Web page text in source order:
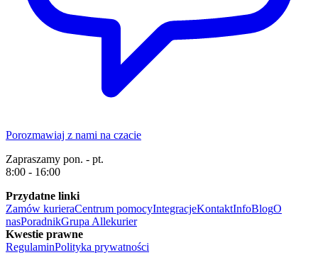
Porozmawiaj z nami na czacie
Zapraszamy pon. - pt.
8:00 - 16:00
Przydatne linki
Zamów kurieraCentrum pomocyIntegracjeKontaktInfoBlogO
nasPoradnikGrupa Allekurier
Kwestie prawne
RegulaminPolityka prywatności